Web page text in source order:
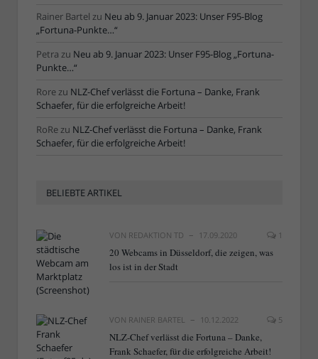
Rainer Bartel zu Neu ab 9. Januar 2023: Unser F95-Blog
„Fortuna-Punkte…“
Petra zu Neu ab 9. Januar 2023: Unser F95-Blog „Fortuna-
Punkte…“
Rorezu NLZ-Chef verlässt die Fortuna – Danke, Frank
Schaefer, für die erfolgreiche Arbeit!
RoRezu NLZ-Chef verlässt die Fortuna – Danke, Frank
Schaefer, für die erfolgreiche Arbeit!
BELIEBTE ARTIKEL
VON REDAKTION TD 17.09.2020 1
20 Webcams in Düsseldorf, die zeigen, was
los ist in der Stadt
VON RAINER BARTEL 10.12.2022 5
NLZ-Chef verlässt die Fortuna – Danke,
Frank Schaefer, für die erfolgreiche Arbeit!